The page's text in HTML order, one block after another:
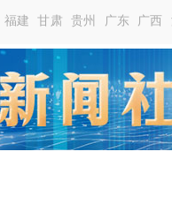
福建 甘肃 贵州 广东 广西